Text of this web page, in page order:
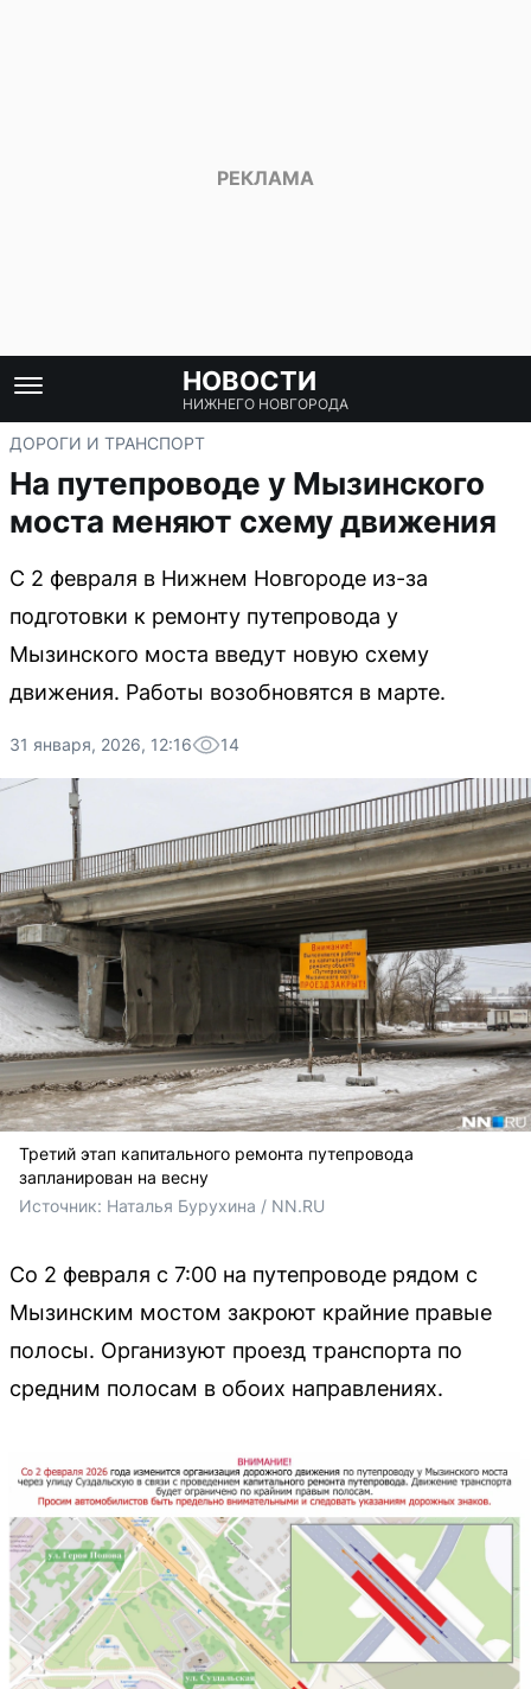
НОВОСТИ
НИЖНЕГО НОВГОРОДА
ДОРОГИ И ТРАНСПОРТ
На путепроводе у Мызинского
моста меняют схему движения
С 2 февраля в Нижнем Новгороде из-за
подготовки к ремонту путепровода у
Мызинского моста введут новую схему
движения. Работы возобновятся в марте.
31 января, 2026, 12:16 14
Третий этап капитального ремонта путепровода
запланирован на весну
Источник: Наталья Бурухина / NN.RU
Со 2 февраля с 7:00 на путепроводе рядом с
Мызинским мостом закроют крайние правые
полосы. Организуют проезд транспорта по
средним полосам в обоих направлениях.